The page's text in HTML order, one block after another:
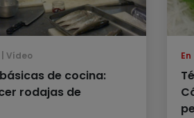
Vídeo
de cocina:
rodajas de